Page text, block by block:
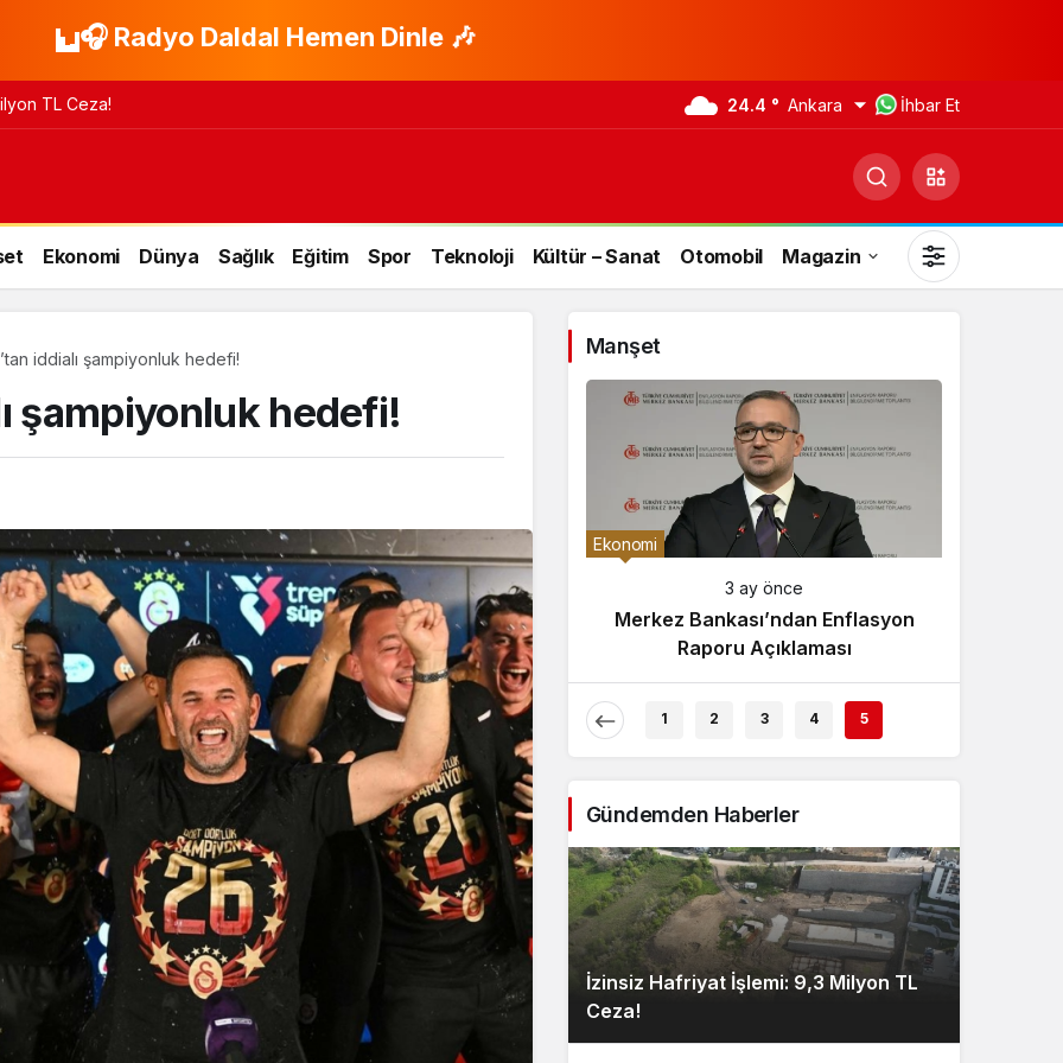
🎧 Radyo Daldal Hemen Dinle 🎶
Ziyaret Etti 24.4 ° Ankara İhbar Et
Ekonomi Dünya Sağlık Eğitim Spor Teknoloji Kültür – Sanat Otomobil Magazin
Gündüz Modu
Gündüz modunu seçin.
Gece Modu
Gece modunu seçin.
Sistem Modu
Sistem modunu seçin.
iddialı şampiyonluk hedefi!
şampiyonluk hedefi!
Manşet
Gündem
3 ay önce
Yunanistan’da Zeybek Tartışması
Alevlendi!
Son Dakika
Çaykur Rizespor, Beşiktaş’ı
Ekonomi
Merkez
1 2 3 4 5
Gündemden Haberler
İzinsiz Hafriyat İşlemi: 9,3 Milyon TL
Ceza!